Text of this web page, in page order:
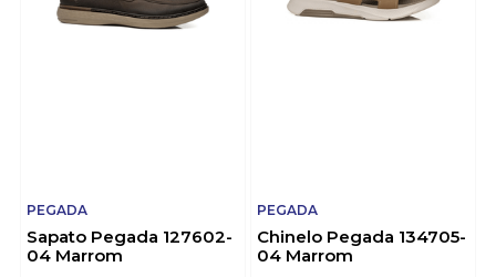
PEGADA
Sapato Pegada 127602-
04 Marrom
PEGADA
Chinelo Pegada 134705-
04 Marrom